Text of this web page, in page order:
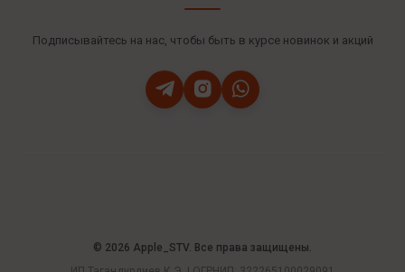
Подписывайтесь на нас, чтобы быть в курсе новинок и акций
© 2026 Apple_STV. Все права защищены.